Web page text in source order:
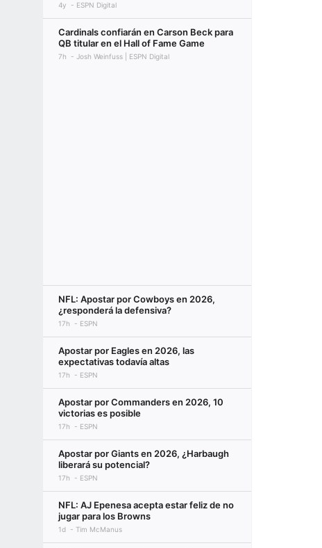
4y ESPN Digital
Cardinals confiarán en Carson Beck para
QB titular en el Hall of Fame Game
7h Josh Weinfuss | ESPN Digital
NFL: Apostar por Cowboys en 2026,
¿responderá la defensiva?
17h ESPN
Apostar por Eagles en 2026, las
expectativas todavía altas
17h ESPN
Apostar por Commanders en 2026, 10
victorias es posible
17h ESPN
Apostar por Giants en 2026, ¿Harbaugh
liberará su potencial?
17h ESPN
NFL: AJ Epenesa acepta estar feliz de no
jugar para los Browns
1d Tim McManus